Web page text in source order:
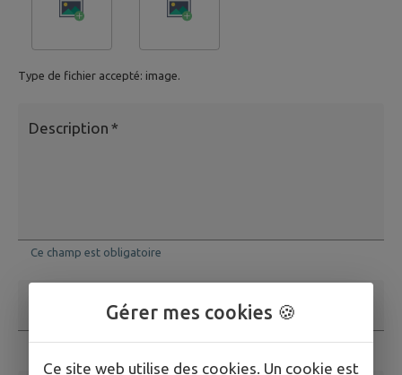
Type de fichier accepté: image.
Description *
Ce champ est obligatoire
Adresse email
Ce champ est obligatoire. Exemple: nom@exemple.org.
Gérer mes cookies 🍪
Ce site web utilise des cookies. Un cookie est